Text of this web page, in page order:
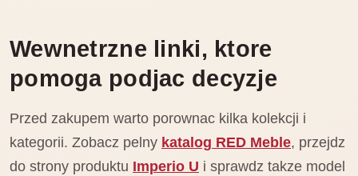
Wewnetrzne linki, ktore
pomoga podjac decyzje
Przed zakupem warto porownac kilka kolekcji i
kategorii. Zobacz pelny katalog RED Meble, przejdz
do strony produktu Imperio U i sprawdz takze model